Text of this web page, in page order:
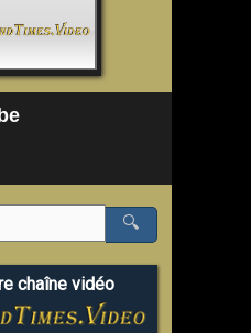
🔍
chaîne vidéo